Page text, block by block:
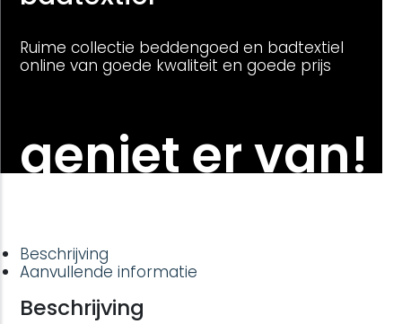
Ruime collectie beddengoed en badtextiel
online van goede kwaliteit en goede prijs
geniet er van!
Beschrijving
Aanvullende informatie
Beschrijving